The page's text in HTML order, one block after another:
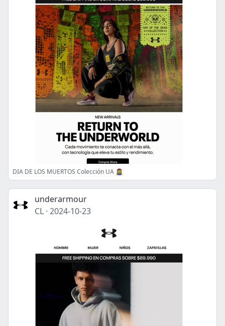
DIA DE LOS MUERTOS Colección UA 🧟‍♀️
underarmour
CL · 2024-10-23